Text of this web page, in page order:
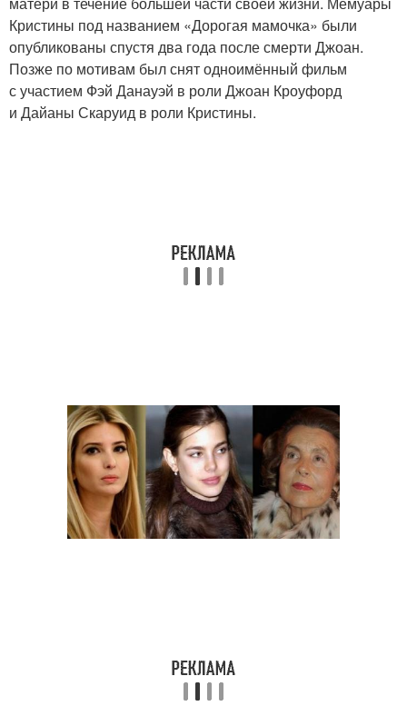
Кристины под названием «Дорогая мамочка» были
опубликованы спустя два года после смерти Джоан.
Позже по мотивам был снят одноимённый фильм
с участием Фэй Данауэй в роли Джоан Кроуфорд
и Дайаны Скаруид в роли Кристины.